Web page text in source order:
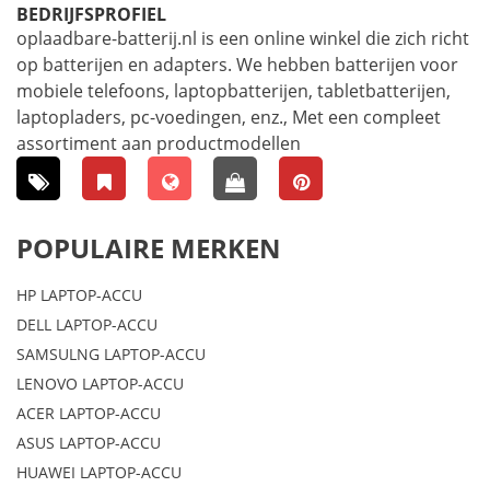
BEDRIJFSPROFIEL
oplaadbare-batterij.nl is een online winkel die zich richt
op batterijen en adapters. We hebben batterijen voor
mobiele telefoons, laptopbatterijen, tabletbatterijen,
laptopladers, pc-voedingen, enz., Met een compleet
assortiment aan productmodellen
POPULAIRE MERKEN
HP LAPTOP-ACCU
DELL LAPTOP-ACCU
SAMSULNG LAPTOP-ACCU
LENOVO LAPTOP-ACCU
ACER LAPTOP-ACCU
ASUS LAPTOP-ACCU
HUAWEI LAPTOP-ACCU